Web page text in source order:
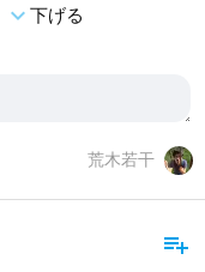
expand_more下げる
荒木若干
playlist_add